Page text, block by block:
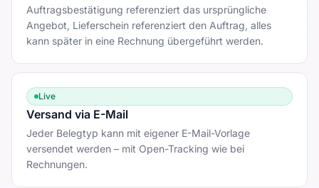
Auftragsbestätigung referenziert das ursprüngliche
Angebot, Lieferschein referenziert den Auftrag, alles
kann später in eine Rechnung übergeführt werden.
Live
Versand via E-Mail
Jeder Belegtyp kann mit eigener E-Mail-Vorlage
versendet werden – mit Open-Tracking wie bei
Rechnungen.